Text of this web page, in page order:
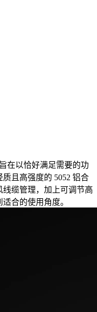
在以恰好满足需要的功
且高强度的 5052 铝合
缆管理，加上可调节高
合的使用角度。